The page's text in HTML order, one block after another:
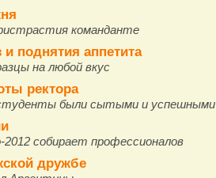
команданте
поднятия аппетита
на любой вкус
ректора
были сытыми и успешными
2012 собирает профессионалов
дружбе